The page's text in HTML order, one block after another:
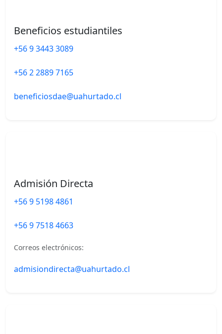
Beneficios estudiantiles
+56 9 3443 3089
+56 2 2889 7165
beneficiosdae@uahurtado.cl
Admisión Directa
+56 9 5198 4861
+56 9 7518 4663
Correos electrónicos:
admisiondirecta@uahurtado.cl